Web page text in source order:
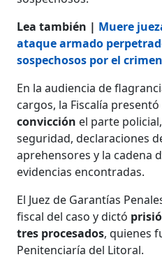
Lea también | Muere
ataque armado
sospechosos por el crimen
En la audiencia de
cargos, la Fiscalía
convicción el parte
seguridad, declaraciones
aprehensores y la cadena
evidencias encontradas.
El Juez de Garantías
fiscal del caso y dictó
tres procesados, quienes
Penitenciaría del Litoral.